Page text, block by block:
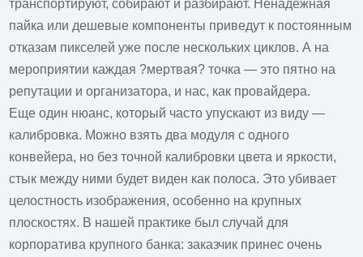
транспортируют, собирают и разбирают. Ненадежная
пайка или дешевые компоненты приведут к постоянным
отказам пикселей уже после нескольких циклов. А на
мероприятии каждая ?мертвая? точка — это пятно на
репутации и организатора, и нас, как провайдера.
Еще один нюанс, который часто упускают из виду —
калибровка. Можно взять два модуля с одного
конвейера, но без точной калибровки цвета и яркости,
стык между ними будет виден как полоса. Это убивает
целостность изображения, особенно на крупных
плоскостях. В нашей практике был случай для
корпоратива крупного банка: заказчик принес очень